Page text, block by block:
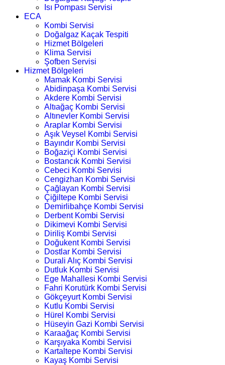
Isı Pompası Servisi
ECA
Kombi Servisi
Doğalgaz Kaçak Tespiti
Hizmet Bölgeleri
Klima Servisi
Şofben Servisi
Hizmet Bölgeleri
Mamak Kombi Servisi
Abidinpaşa Kombi Servisi
Akdere Kombi Servisi
Altıağaç Kombi Servisi
Altınevler Kombi Servisi
Araplar Kombi Servisi
Aşık Veysel Kombi Servisi
Bayındır Kombi Servisi
Boğaziçi Kombi Servisi
Bostancık Kombi Servisi
Cebeci Kombi Servisi
Cengizhan Kombi Servisi
Çağlayan Kombi Servisi
Çiğiltepe Kombi Servisi
Demirlibahçe Kombi Servisi
Derbent Kombi Servisi
Dikimevi Kombi Servisi
Diriliş Kombi Servisi
Doğukent Kombi Servisi
Dostlar Kombi Servisi
Durali Alıç Kombi Servisi
Dutluk Kombi Servisi
Ege Mahallesi Kombi Servisi
Fahri Korutürk Kombi Servisi
Gökçeyurt Kombi Servisi
Kutlu Kombi Servisi
Hürel Kombi Servisi
Hüseyin Gazi Kombi Servisi
Karaağaç Kombi Servisi
Karşıyaka Kombi Servisi
Kartaltepe Kombi Servisi
Kayaş Kombi Servisi